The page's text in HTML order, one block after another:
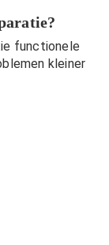
functionele
kleiner